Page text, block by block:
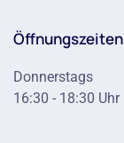
Öffnungszeiten
Donnerstags
16:30 - 18:30 Uhr